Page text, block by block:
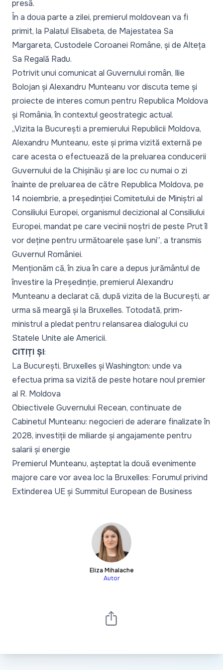
presă.
În a doua parte a zilei, premierul moldovean va fi
primit, la Palatul Elisabeta, de Majestatea Sa
Margareta, Custodele Coroanei Române, și de Alteța
Sa Regală Radu.
Potrivit unui comunicat al Guvernului român, Ilie
Bolojan și Alexandru Munteanu vor discuta teme și
proiecte de interes comun pentru Republica Moldova
și România, în contextul geostrategic actual.
„Vizita la București a premierului Republicii Moldova,
Alexandru Munteanu, este și prima vizită externă pe
care acesta o efectuează de la preluarea conducerii
Guvernului de la Chișinău și are loc cu numai o zi
înainte de preluarea de către Republica Moldova, pe
14 noiembrie, a președinției Comitetului de Miniștri al
Consiliului Europei, organismul decizional al Consiliului
Europei, mandat pe care vecinii noștri de peste Prut îl
vor deține pentru următoarele șase luni”, a transmis
Guvernul României.
Menționăm că, în ziua în care a depus jurământul de
învestire la Președinție, premierul Alexandru
Munteanu a declarat că, după vizita de la București, ar
urma să meargă și la Bruxelles. Totodată, prim-
ministrul a pledat pentru relansarea dialogului cu
Statele Unite ale Americii.
CITIȚI ȘI:
La București, Bruxelles și Washington: unde va
efectua prima sa vizită de peste hotare noul premier
al R. Moldova
Obiectivele Guvernului Recean, continuate de
Cabinetul Munteanu: negocieri de aderare finalizate în
2028, investiții de miliarde și angajamente pentru
salarii și energie
Premierul Munteanu, așteptat la două evenimente
majore care vor avea loc la Bruxelles: Forumul privind
Extinderea UE și Summitul European de Business
Eliza Mihalache
Autor